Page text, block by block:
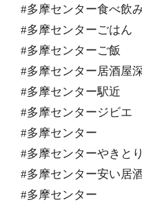
#多摩センター食べ飲
#多摩センターごはん
#多摩センターご飯
#多摩センター居酒屋
#多摩センター駅近
#多摩センタージビエ
#多摩センター
#多摩センターやきとり
#多摩センター安い居
#多摩センター